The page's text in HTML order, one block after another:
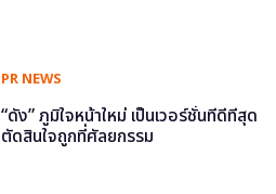
PR NEWS
“ดัง” ภูมิใจหน้าใหม่ เป็นเวอร์ชั่นที่ดีที่สุด
ตัดสินใจถูกที่ศัลยกรรม